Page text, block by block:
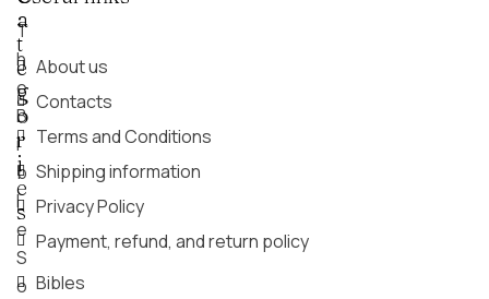
T
h
e
B
i
b
l
e
S
o
a
t
e
g
o
r
i
e
s
Bibles
About us
Contacts
Terms and Conditions
Shipping information
Privacy Policy
Payment, refund, and return policy